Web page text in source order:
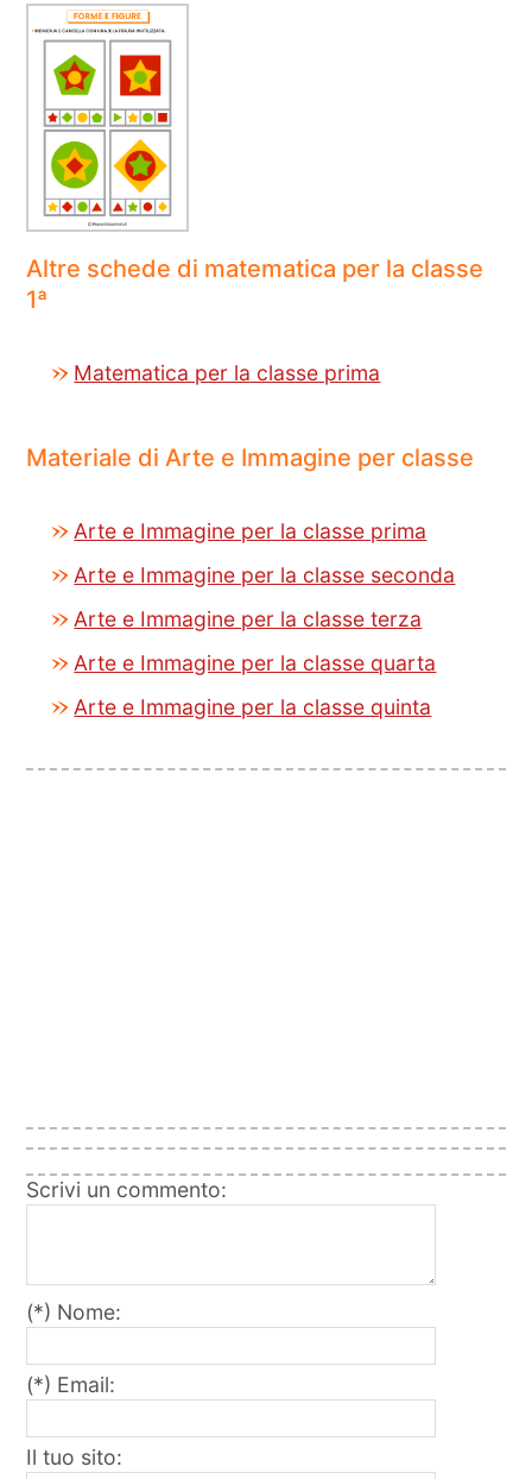
Altre schede di matematica per la classe
1ª
Matematica per la classe prima
Materiale di Arte e Immagine per classe
Arte e Immagine per la classe prima
Arte e Immagine per la classe seconda
Arte e Immagine per la classe terza
Arte e Immagine per la classe quarta
Arte e Immagine per la classe quinta
Scrivi un commento:
(*) Nome:
(*) Email:
Il tuo sito: